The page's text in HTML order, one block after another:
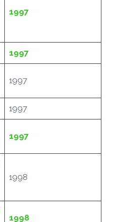
1997
1997
1997
1997
1997
1998
1998